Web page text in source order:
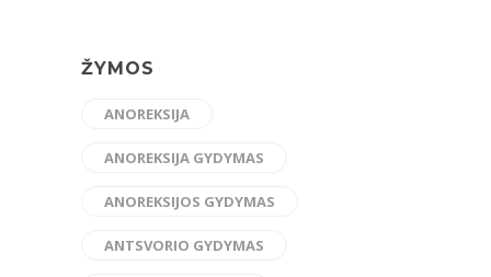
ŽYMOS
ANOREKSIJA
ANOREKSIJA GYDYMAS
ANOREKSIJOS GYDYMAS
ANTSVORIO GYDYMAS